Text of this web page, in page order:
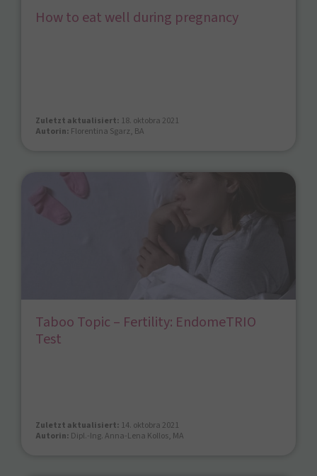
How to eat well during pregnancy
Zuletzt aktualisiert: 18. oktobra 2021
Autorin: Florentina Sgarz, BA
Taboo Topic – Fertility: EndomeTRIO
Test
Zuletzt aktualisiert: 14. oktobra 2021
Autorin: Dipl.-Ing. Anna-Lena Kollos, MA